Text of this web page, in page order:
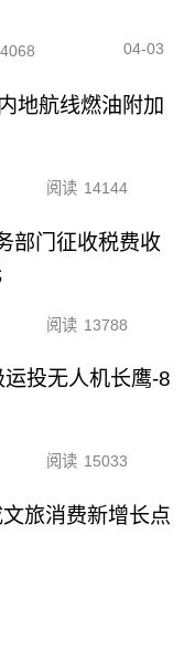
04-03
地航线燃油附加
阅读 14144
部门征收税费收
阅读 13788
投无人机长鹰-8
阅读 15033
旅消费新增长点